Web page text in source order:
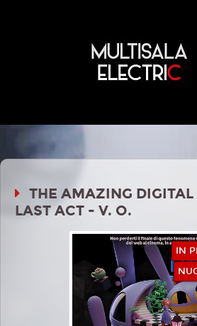
THE AMAZING DIGITAL
LAST ACT - V. O.
IN